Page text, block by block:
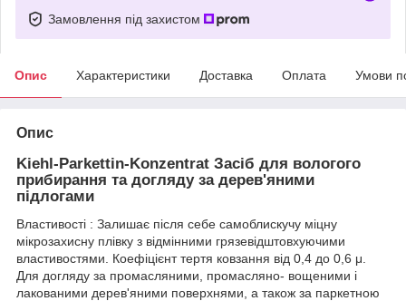
Замовлення під захистом
Опис Характеристики Доставка Оплата Умови
Опис
Kiehl-Parkettin-Konzentrat Засіб для вологого
прибирання та догляду за дерев'яними
підлогами
Властивості : Залишає після себе самоблискучу міцну
мікрозахисну плівку з відмінними грязевідштовхуючими
властивостями. Коефіцієнт тертя ковзання від 0,4 до 0,6 μ.
Для догляду за промасляними, промасляно- вощеними і
лакованими дерев'яними поверхнями, а також за паркетною